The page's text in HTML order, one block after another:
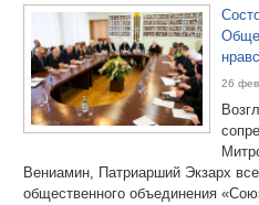
26
Вениамин, Патриарший Экзарх
общественного объединения